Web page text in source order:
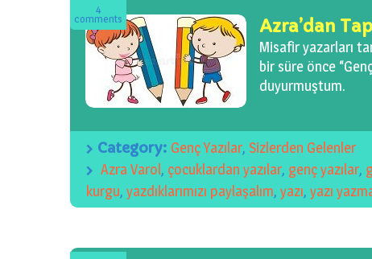
4
comments
Azra’dan
Misafir yazarları
bir süre önce
duyurmuştum.
Category: Genç Yazılar, Sizlerden Gelenler
Azra Varol, çocuklardan yazılar, genç yazılar,
kurgu, yazdıklarımızı paylaşalım, yazı, yazı